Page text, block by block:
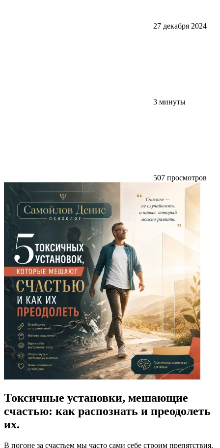
27 декабря 2024
3 минуты
507 просмотров
Токсичные установки, мешающие
счастью: как распознать и преодолеть
их.
В погоне за счастьем мы часто сами себе строим препятствия.